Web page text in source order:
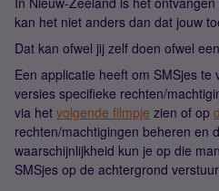
kan het niet anders dan dat jouw
Dat kan ofwel jij zelf doen ofwel
Een applicatie heeft om SMSjes
versies specifieke rechten/
via het volgende filmpje zien of op
rechten/machtigingen beheren en
waarschijnlijkheid kun je op die
SMSjes op de achtergrond